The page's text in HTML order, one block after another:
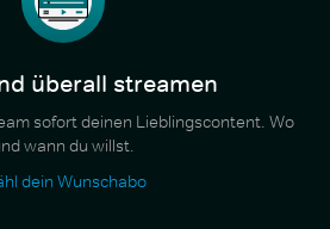
überall streamen
sofort deinen Lieblingscontent. Wo
wann du willst.
dein Wunschabo